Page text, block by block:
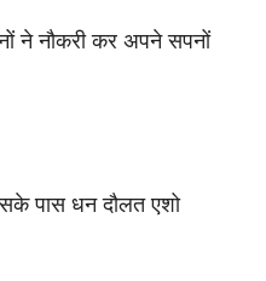
ने नौकरी कर अपने सपनों
पास धन दौलत एशो